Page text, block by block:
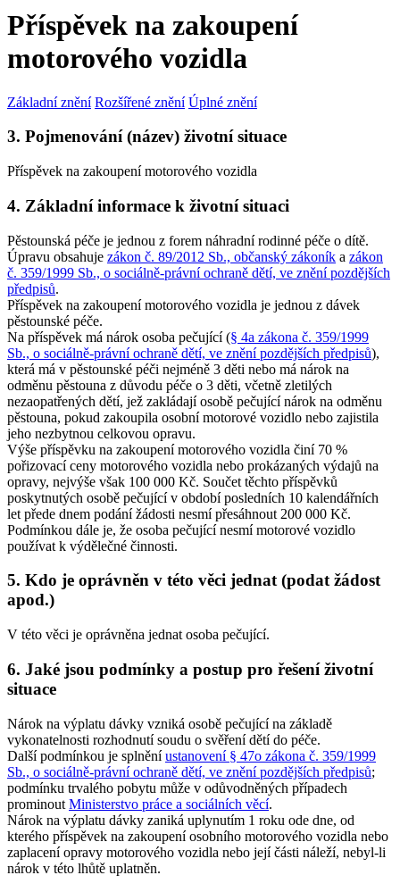
Příspěvek na zakoupení
motorového vozidla
Základní znění Rozšířené znění Úplné znění
3. Pojmenování (název) životní situace
Příspěvek na zakoupení motorového vozidla
4. Základní informace k životní situaci
Pěstounská péče je jednou z forem náhradní rodinné péče o dítě.
Úpravu obsahuje zákon č. 89/2012 Sb., občanský zákoník a zákon
č. 359/1999 Sb., o sociálně-právní ochraně dětí, ve znění pozdějších
předpisů.
Příspěvek na zakoupení motorového vozidla je jednou z dávek
pěstounské péče.
Na příspěvek má nárok osoba pečující (§ 4a zákona č. 359/1999
Sb., o sociálně-právní ochraně dětí, ve znění pozdějších předpisů),
která má v pěstounské péči nejméně 3 děti nebo má nárok na
odměnu pěstouna z důvodu péče o 3 děti, včetně zletilých
nezaopatřených dětí, jež zakládají osobě pečující nárok na odměnu
pěstouna, pokud zakoupila osobní motorové vozidlo nebo zajistila
jeho nezbytnou celkovou opravu.
Výše příspěvku na zakoupení motorového vozidla činí 70 %
pořizovací ceny motorového vozidla nebo prokázaných výdajů na
opravy, nejvýše však 100 000 Kč. Součet těchto příspěvků
poskytnutých osobě pečující v období posledních 10 kalendářních
let přede dnem podání žádosti nesmí přesáhnout 200 000 Kč.
Podmínkou dále je, že osoba pečující nesmí motorové vozidlo
používat k výdělečné činnosti.
5. Kdo je oprávněn v této věci jednat (podat žádost
apod.)
V této věci je oprávněna jednat osoba pečující.
6. Jaké jsou podmínky a postup pro řešení životní
situace
Nárok na výplatu dávky vzniká osobě pečující na základě
vykonatelnosti rozhodnutí soudu o svěření dětí do péče.
Další podmínkou je splněníustanovení § 47o zákona č. 359/1999
Sb., o sociálně-právní ochraně dětí, ve znění pozdějších předpisů;
podmínku trvalého pobytu může v odůvodněných případech
prominout Ministerstvo práce a sociálních věcí.
Nárok na výplatu dávky zaniká uplynutím 1 roku ode dne, od
kterého příspěvek na zakoupení osobního motorového vozidla nebo
zaplacení opravy motorového vozidla nebo její části náleží, nebyl-li
nárok v této lhůtě uplatněn.